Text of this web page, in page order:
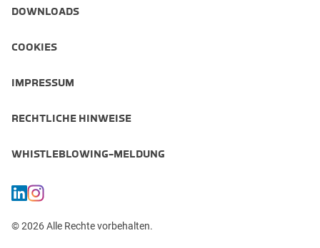
DOWNLOADS
COOKIES
IMPRESSUM
RECHTLICHE HINWEISE
WHISTLEBLOWING-MELDUNG
© 2026 Alle Rechte vorbehalten.